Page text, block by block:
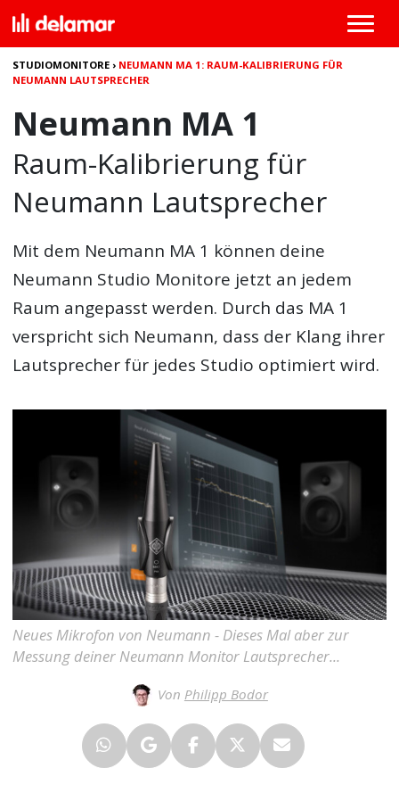
STUDIOMONITORE › NEUMANN MA 1: RAUM-KALIBRIERUNG FÜR
NEUMANN LAUTSPRECHER
Neumann MA 1
Raum-Kalibrierung für
Neumann Lautsprecher
Mit dem Neumann MA 1 können deine
Neumann Studio Monitore jetzt an jedem
Raum angepasst werden. Durch das MA 1
verspricht sich Neumann, dass der Klang ihrer
Lautsprecher für jedes Studio optimiert wird.
Neues Mikrofon von Neumann - Dieses Mal aber zur
Messung deiner Neumann Monitor Lautsprecher...
Von Philipp Bodor